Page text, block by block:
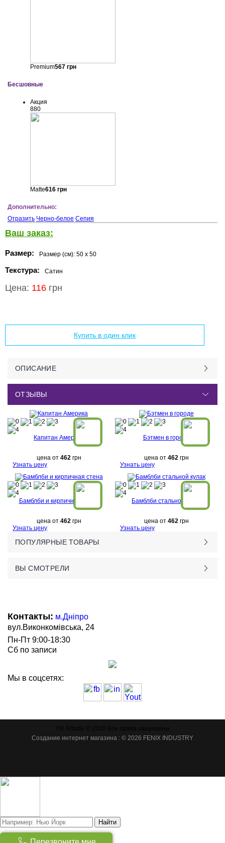
Premium567грн
Бесшовные
Акция
880
Matte616грн
Дополнительно:
Отразить Черно-белое Сепия
Ваш заказ:
Размер: Размер (см): 50 x 50
Текстура: Сатин
Цена: 116 грн
Купить в один клик
ОПИСАНИЕ
ОТЗЫВЫ
Капитан Америка
цена от 462грн
Узнать цену
Бэтмен в городе
цена от 462грн
Узнать цену
Бамблби и кирпичная стена
цена от 462грн
Узнать цену
Бамблби стальной кулак
цена от 462грн
Узнать цену
ПОПУЛЯРНЫЕ ТОВАРЫ
ВЫ СМОТРЕЛИ
Контакты: м.Дніпро
вул.Виконкомівська, 24
Пн-Пт 9:00-18:30
Сб по записи
Мы в соцсетях:
Создание интернет магазина : © 2026 FENIX INDUSTRY
Найти
Товаров: 0)